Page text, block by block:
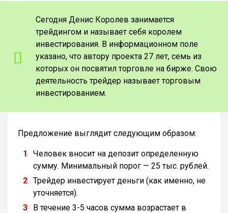
Сегодня Денис Королев занимается
трейдингом и называет себя королем
инвестирования. В информационном поле
указано, что автору проекта 27 лет, семь из
которых он посвятил торговле на бирже. Свою
деятельность трейдер называет торговым
инвестированием.
Предложение выглядит следующим образом:
Человек вносит на депозит определенную
сумму. Минимальный порог — 25 тыс. рублей.
Трейдер инвестирует деньги (как именно, не
уточняется).
В течение 3-5 часов сумма возрастает в